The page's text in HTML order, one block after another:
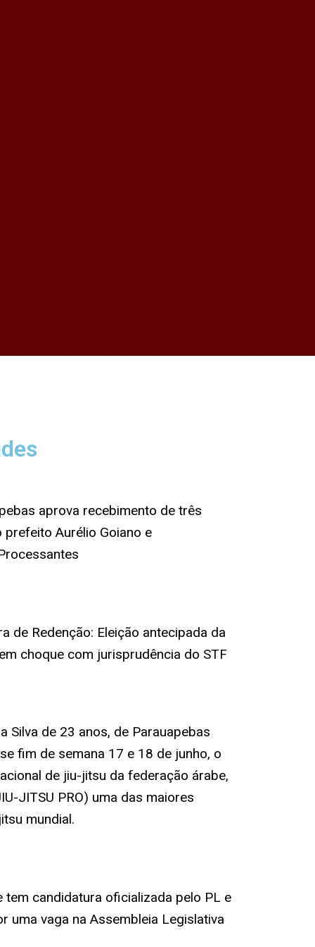
aprova recebimento de três
prefeito Aurélio Goiano e
de Redenção: Eleição antecipada da
choque com jurisprudência do STF
Silva de 23 anos, de Parauapebas
fim de semana 17 e 18 de junho, o
de jiu-jitsu da federação árabe,
JITSU PRO) uma das maiores
mundial.
tem candidatura oficializada pelo PL e
uma vaga na Assembleia Legislativa